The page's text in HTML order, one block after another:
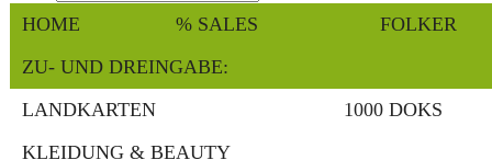
HOME % SALES
FOLKER
ZU- UND DREINGABE:
LANDKARTEN
1000 DOKS
KLEIDUNG & BEAUTY